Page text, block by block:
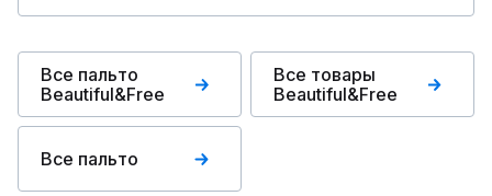
Все пальто
Beautiful&Free
Все товары
Beautiful&Free
Все пальто